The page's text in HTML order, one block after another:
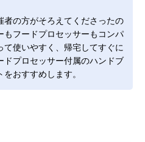
者の方がそろえてくださったの
もフードプロセッサーもコンパ
使いやすく、帰宅してすぐに
ドプロセッサー付属のハンドブ
おすすめします。